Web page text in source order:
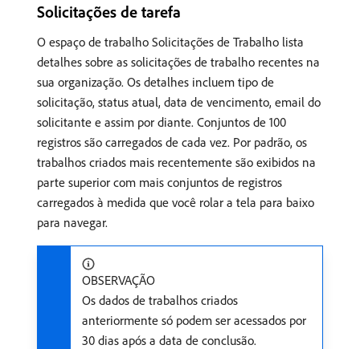
Solicitações de tarefa
O espaço de trabalho Solicitações de Trabalho lista
detalhes sobre as solicitações de trabalho recentes na
sua organização. Os detalhes incluem tipo de
solicitação, status atual, data de vencimento, email do
solicitante e assim por diante. Conjuntos de 100
registros são carregados de cada vez. Por padrão, os
trabalhos criados mais recentemente são exibidos na
parte superior com mais conjuntos de registros
carregados à medida que você rolar a tela para baixo
para navegar.
OBSERVAÇÃO
Os dados de trabalhos criados
anteriormente só podem ser acessados por
30 dias após a data de conclusão.